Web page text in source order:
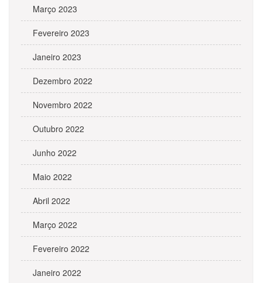
Março 2023
Fevereiro 2023
Janeiro 2023
Dezembro 2022
Novembro 2022
Outubro 2022
Junho 2022
Maio 2022
Abril 2022
Março 2022
Fevereiro 2022
Janeiro 2022